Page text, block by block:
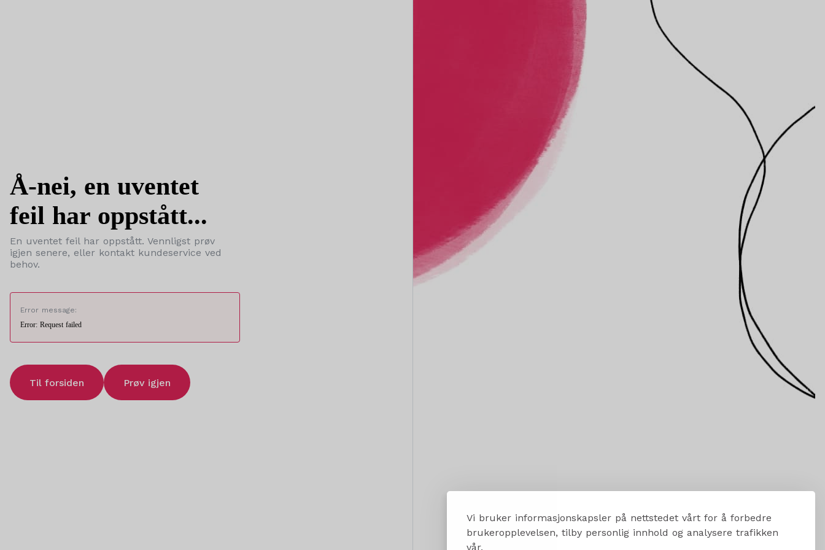
Vi bruker informasjonskapsler på nettstedet vårt for å forbedre
brukeropplevelsen, tilby personlig innhold og analysere trafikken
vår.
Å-nei, en uventet
feil har oppstått...
En uventet feil har oppstått. Vennligst prøv
igjen senere, eller kontakt kundeservice ved
behov.
Error message:
Error: Request failed
Til forsiden Prøv igjen